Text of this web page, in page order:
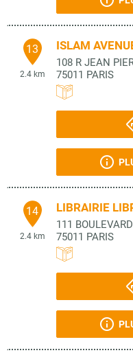
13
2.4 km
ISLAM
108 R JEAN
75011 PARIS
14
2.4 km
LIBRAIRIE
111
75011 PARIS